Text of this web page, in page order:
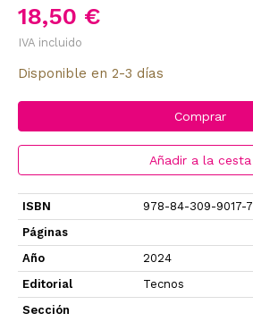
18,50 €
IVA incluido
Disponible en 2-3 días
Comprar
Añadir a la cesta
ISBN
978-84-309-9017-7
Páginas
Año
2024
Editorial
Tecnos
Sección